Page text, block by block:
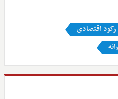
رکود اقتصادی